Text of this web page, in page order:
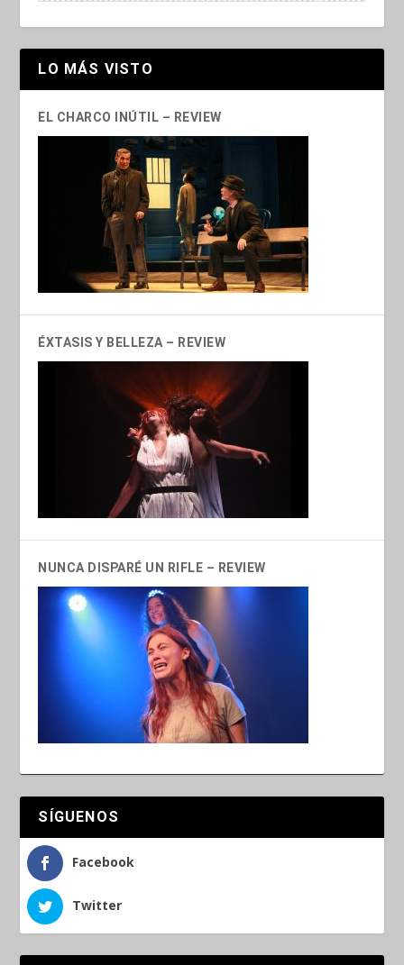
LO MÁS VISTO
EL CHARCO INÚTIL – REVIEW
ÉXTASIS Y BELLEZA – REVIEW
NUNCA DISPARÉ UN RIFLE – REVIEW
SÍGUENOS
Facebook
Twitter